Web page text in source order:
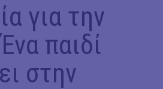
για την
παιδί
στην